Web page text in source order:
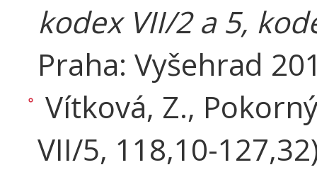
kodex VII/2 a 5,
Praha: Vyšehrad
Vítková, Z.,
VII/5, 118,10-